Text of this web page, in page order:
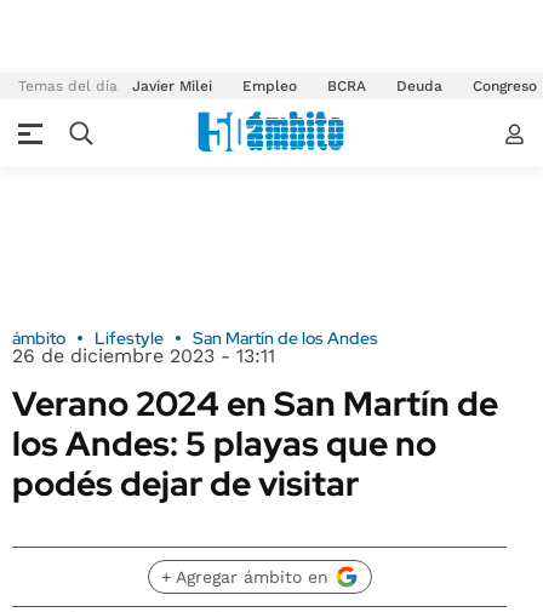
Temas del día Javier Milei Empleo BCRA Deuda Congreso
ámbito Lifestyle San Martín de los Andes
26 de diciembre 2023 - 13:11
Verano 2024 en San Martín de
los Andes: 5 playas que no
podés dejar de visitar
+ Agregar ámbito en